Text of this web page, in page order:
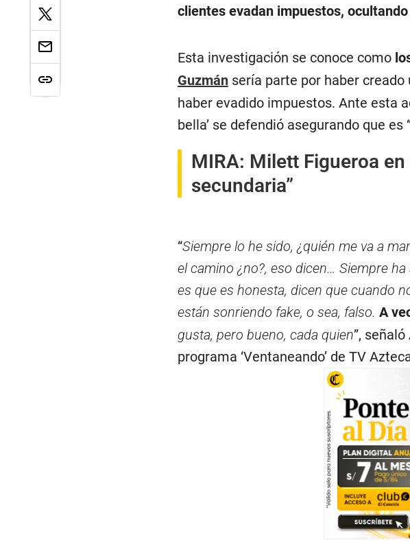
clientes evadan impuestos,
Esta investigación se conoce como
Guzmánsería parte por haber
haber evadido impuestos. Ante esta
bella’ se defendió asegurando que es
MIRA: Milett Figueroa
secundaria”
“Siempre lo he sido, ¿quién me va a
el camino ¿no?, eso dicen… Siempre
es que es honesta, dicen que cuando
están sonriendo fake, o sea, falso. A
gusta, pero bueno, cada quien”,
programa ‘Ventaneando’ de TV